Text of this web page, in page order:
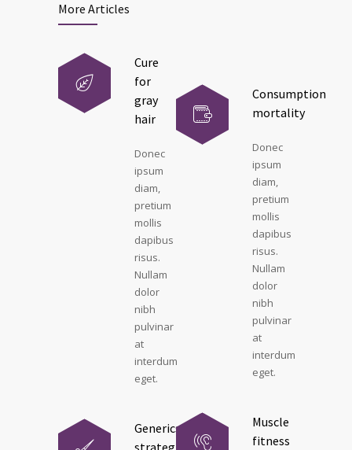
More Articles
Cure
for
gray
hair
Donec
ipsum
diam,
pretium
mollis
dapibus
risus.
Nullam
dolor
nibh
pulvinar
at
interdum
eget.
Generics
strategies
Consumption
mortality
Donec
ipsum
diam,
pretium
mollis
dapibus
risus.
Nullam
dolor
nibh
pulvinar
at
interdum
eget.
Muscle
fitness